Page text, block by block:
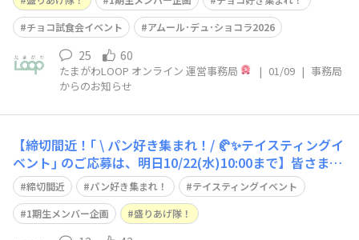
チョコ試食会イベント
アムール･デュ･ショコラ2026
25 60
たまがわLOOP オンライン 運営事務局 | 01/09 | 事務局
からのお知らせ
【締切間近！｢ \ パン好き集まれ！/ 🥐✨テイスティングイ
ベント｣ のご応募は、明日10/22(水)10:00まで】皆さまこ
んにちは😊運営事務局です。いつもたまがわLOOPオンラ
インをご覧いただき誠にありがとうございます。 盛りあ
げ隊！１期生メンバーとして活躍してくださったakiさん
締切間近 パン好き集まれ！
テイスティングイベント
1期生メンバー企画
盛りあげ隊！